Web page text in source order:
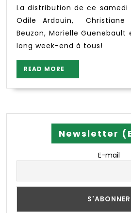
La distribution de ce samedi sera assurée par :
Odile Ardouin, Christiane
Beuzon, Marielle Guenebault
long week-end à tous!
READ MORE
MORE
Newsletter
E-mail